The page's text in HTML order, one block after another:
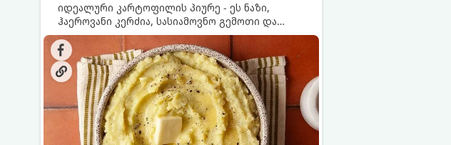
იდეალური კარტოფილის პიურე - ეს ნაზი,
ჰაეროვანი კერძია, სასიამოვნო გემოთი და
ნაღების-მოყვითალო ფერით. მისი მომზადება
ძალიან მარტივია, მაგრამ არსებობს რამდენიმე
საიდუმლო, რომლებიც უნდა იცოდეთ, რომ
პიურე იდეალურად გემრიელი გამოვიდეს.